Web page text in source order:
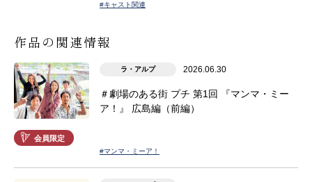
#キャスト関連
作品の関連情報
会員限定
ラ・アルプ 2026.06.30
＃劇場のある街 プチ 第1回 『マンマ・ミー
ア！』 広島編（前編）
#マンマ・ミーア！